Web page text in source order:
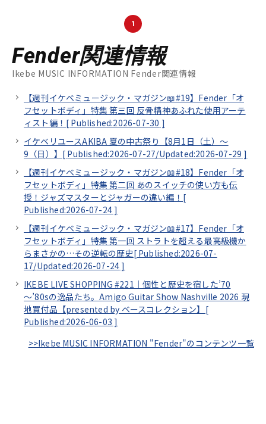
1
Fender関連情報
Ikebe MUSIC INFORMATION Fender関連情報
【週刊イケベミュージック・マガジン📖#19】Fender「オ
フセットボディ」特集 第三回 反骨精神あふれた使用アーテ
ィスト編！[ Published:2026-07-30 ]
イケベリユースAKIBA 夏の中古祭り【8月1日（土）～
9（日）】[ Published:2026-07-27/Updated:2026-07-29 ]
【週刊イケベミュージック・マガジン📖#18】Fender「オ
フセットボディ」特集 第二回 あのスイッチの使い方も伝
授！ジャズマスターとジャガーの違い編！[
Published:2026-07-24 ]
【週刊イケベミュージック・マガジン📖#17】Fender「オ
フセットボディ」特集 第一回 ストラトを超える最高級機か
らまさかの…その逆転の歴史[ Published:2026-07-
17/Updated:2026-07-24 ]
IKEBE LIVE SHOPPING #221｜個性と歴史を宿した’70
～’80sの逸品たち。Amigo Guitar Show Nashville 2026 現
地買付品【presented by ベースコレクション】[
Published:2026-06-03 ]
>>Ikebe MUSIC INFORMATION "Fender"のコンテンツ一覧